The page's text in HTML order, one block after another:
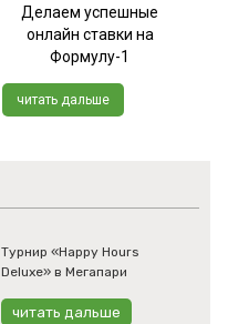
Делаем успешные
онлайн ставки на
Формулу-1
читать дальше
Турнир «Happy Hours
Deluxe» в Мегапари
читать дальше